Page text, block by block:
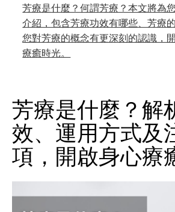
芳療是什麼？何謂芳療？本文將為
介紹，包含芳療功效有哪些、芳療
您對芳療的概念有更深刻的認識，
療癒時光。
芳療是什麼？解
效、運用方式及
項，開啟身心療